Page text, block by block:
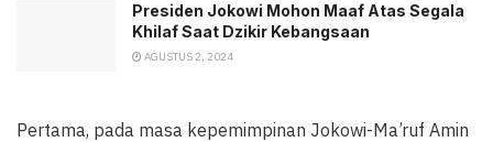
Presiden Jokowi Mohon Maaf Atas Segala
Khilaf Saat Dzikir Kebangsaan
AGUSTUS 2, 2024
Pertama, pada masa kepemimpinan Jokowi-Ma’ruf Amin